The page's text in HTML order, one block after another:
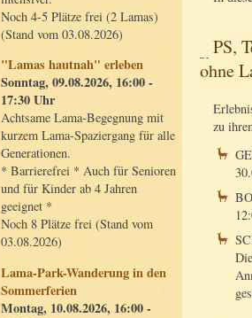
Noch 4-5 Plätze frei (2 Lamas)
(Stand vom 03.08.2026)
"Lamas hautnah" erleben
Sonntag, 09.08.2026, 16:00 -
17:30 Uhr
Achtsame Lama-Begegnung mit
kurzem Lama-Spaziergang für alle
Generationen.
* Barrierefrei * Auch für Senioren
und für Kinder ab 4 Jahren
geeignet *
Noch 8 Plätze frei (Stand vom
03.08.2026)
Lama-Park-Wanderung in den
Sommerferien
Montag, 10.08.2026, 16:00 -
PS,
ohne
zu